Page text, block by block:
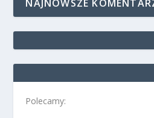
NAJNOWSZE
Polecamy: